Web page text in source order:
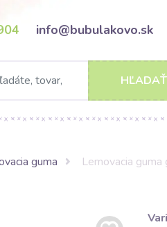
info@bubulakovo.sk
HĽADAŤ
guma Lemovacia